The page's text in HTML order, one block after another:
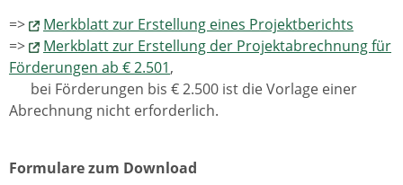
=>
Merkblatt zur Erstellung eines Projektberichts
=>
Merkblatt zur Erstellung der Projektabrechnung für
Förderungen ab € 2.501,
bei Förderungen bis € 2.500 ist die Vorlage einer
Abrechnung nicht erforderlich.
Formulare zum Download